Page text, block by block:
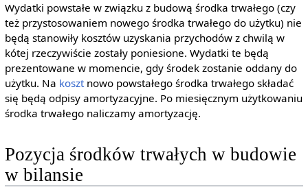
Wydatki powstałe w związku z budową środka trwałego (czy
też przystosowaniem nowego środka trwałego do użytku) nie
będą stanowiły kosztów uzyskania przychodów z chwilą w
kótej rzeczywiście zostały poniesione. Wydatki te będą
prezentowane w momencie, gdy środek zostanie oddany do
użytku. Na kosztnowo powstałego środka trwałego składać
się będą odpisy amortyzacyjne. Po miesięcznym użytkowaniu
środka trwałego naliczamy amortyzację.
Pozycja środków trwałych w budowie
w bilansie